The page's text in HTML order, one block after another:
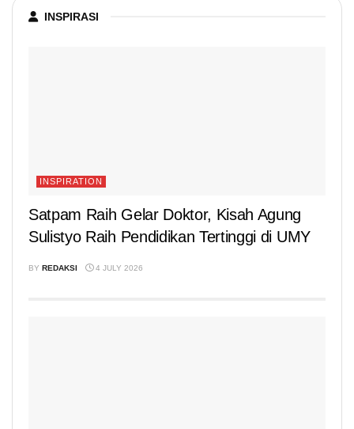
INSPIRASI
INSPIRATION
Satpam Raih Gelar Doktor, Kisah Agung
Sulistyo Raih Pendidikan Tertinggi di UMY
BY REDAKSI 4 JULY 2026